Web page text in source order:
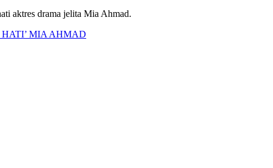
aktres drama jelita Mia Ahmad.
MIA AHMAD